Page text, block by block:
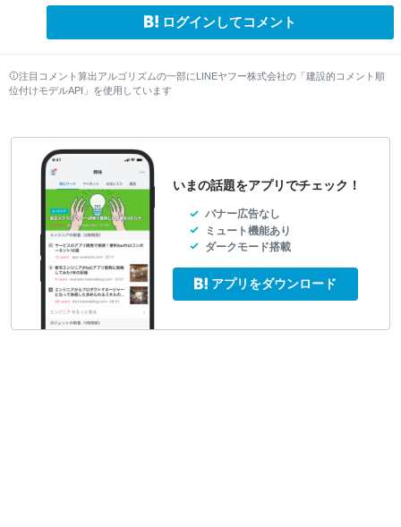
ログインしてコメント
注目コメント算出アルゴリズムの一部にLINEヤフー株式会社の「建設的コメント順
位付けモデルAPI」を使用しています
いまの話題をアプリでチェック！
バナー広告なし
ミュート機能あり
ダークモード搭載
アプリをダウンロード